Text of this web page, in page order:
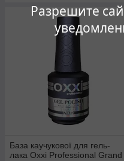
Разрешите
База каучукової для гель-
лака Oxxi Professional Grand